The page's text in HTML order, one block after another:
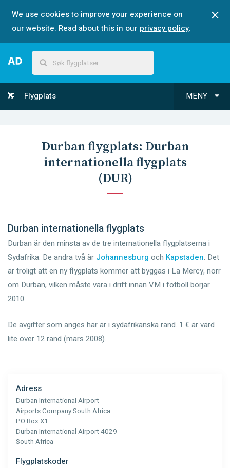
We use cookies to improve your experience on
our website. Read about this in our privacy policy.
MENY
Flygplats
Durban flygplats: Durban
internationella flygplats
(DUR)
Durban internationella flygplats
Durban är den minsta av de tre internationella flygplatserna i
Sydafrika. De andra två är Johannesburg och Kapstaden. Det
är troligt att en ny flygplats kommer att byggas i La Mercy, norr
om Durban, vilken måste vara i drift innan VM i fotboll börjar
2010.
De avgifter som anges här är i sydafrikanska rand. 1 € är värd
lite över 12 rand (mars 2008).
Adress
Durban International Airport
Airports Company South Africa
PO Box X1
Durban International Airport 4029
South Africa
Flygplatskoder